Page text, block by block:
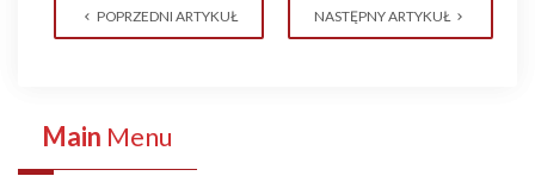
POPRZEDNI ARTYKUŁ NASTĘPNY ARTYKUŁ
Main Menu